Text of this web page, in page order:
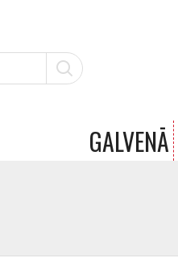
GALVENĀ